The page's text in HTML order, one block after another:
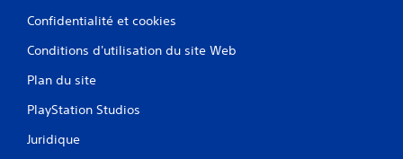
Confidentialité et cookies
Conditions d'utilisation du site Web
Plan du site
PlayStation Studios
Juridique